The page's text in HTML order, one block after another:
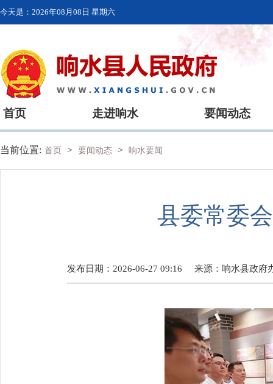
今天是： 2026年08月08日 星期六
首页 走进响水 要闻动态
当前位置: 首页 > 要闻动态 > 响水要闻
县委常委
发布日期：2026-06-27 09:16 来源： 响水县政府